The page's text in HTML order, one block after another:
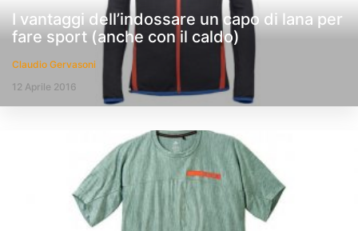
I vantaggi dell’indossare un capo di lana per
fare sport (anche con il caldo)
Claudio Gervasoni
12 Aprile 2016